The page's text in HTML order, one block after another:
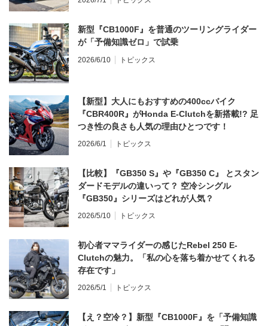
新型『CB1000F』を普通のツーリングライダー
が「予備知識ゼロ」で試乗
2026/6/10 トピックス
【新型】大人にもおすすめの400ccバイク
『CBR400R』がHonda E-Clutchを新搭載!? 足
つき性の良さも人気の理由ひとつです！
2026/6/1 トピックス
【比較】『GB350 S』や『GB350 C』 とスタン
ダードモデルの違いって？ 空冷シングル
『GB350』シリーズはどれが人気？
2026/5/10 トピックス
初心者ママライダーの感じたRebel 250 E-
Clutchの魅力。「私の心を落ち着かせてくれる
存在です」
2026/5/1 トピックス
【え？空冷？】新型『CB1000F』を「予備知識